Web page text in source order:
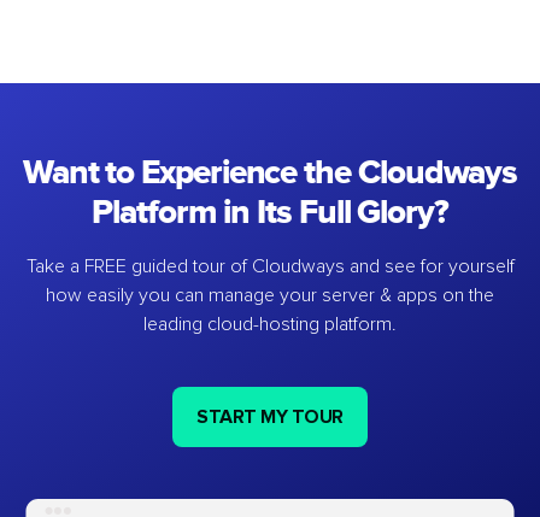
Want to Experience the Cloudways
Platform in Its Full Glory?
Take a FREE guided tour of Cloudways and see for yourself
how easily you can manage your server & apps on the
leading cloud-hosting platform.
START MY TOUR